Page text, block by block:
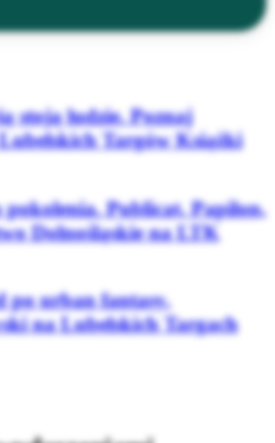
stoją ludzie. Poznaj
Targów Książki
Publicat, Papilon,
Dolnośląskie na LTK
po urban fantasy.
na Lubelskich Targach